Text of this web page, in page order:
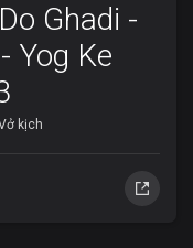
Ghadi -
Yog Ke
kịch